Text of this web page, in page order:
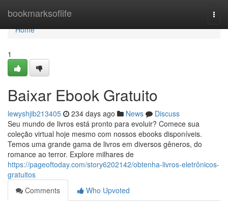
bookmarksoflife
Home
Home
1
Baixar Ebook Gratuito
lewyshjib213405 234 days ago News
Discuss
Seu mundo de livros está pronto para evoluir? Comece sua
coleção virtual hoje mesmo com nossos ebooks disponíveis.
Temos uma grande gama de livros em diversos gêneros, do
romance ao terror. Explore milhares de
https://pageoftoday.com/story6202142/obtenha-livros-eletrônicos-
gratuitos
Comments
Who Upvoted